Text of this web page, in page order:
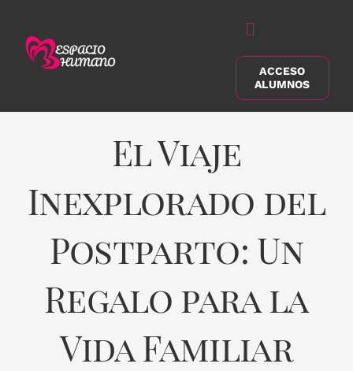
contenido
Alternar
navegación
Buscar:
ACCESO
ALUMNOS
El Viaje
Inexplorado del
Postparto: Un
Regalo para la
Vida Familiar